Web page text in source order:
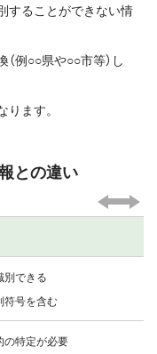
することができない情
例○○県や○○市等）し
ます。
との違い
別できる
符号を含む
の特定が必要